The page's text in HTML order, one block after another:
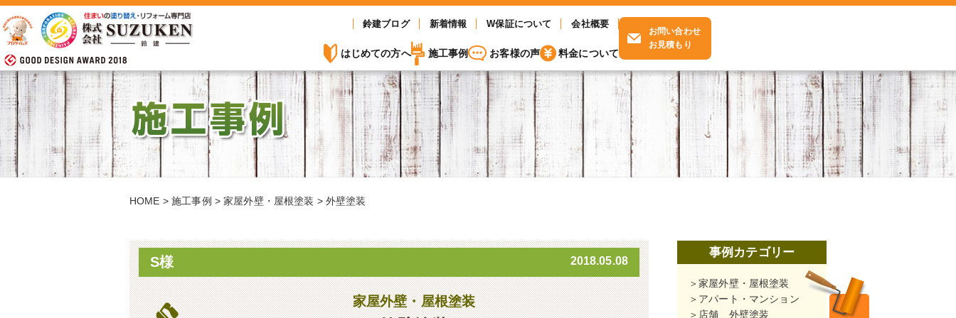
鈴建ブログ 新着情報 W保証について 会社概要
はじめての方へ 施工事例 お客様の声 料金について
お問い合わせ
お見積もり
HOME > 施工事例 > 家屋外壁・屋根塗装 > 外壁塗装
S様 2018.05.08
家屋外壁・屋根塗装
事例カテゴリー
家屋外壁・屋根塗装
アパート・マンション
店舗 外壁塗装